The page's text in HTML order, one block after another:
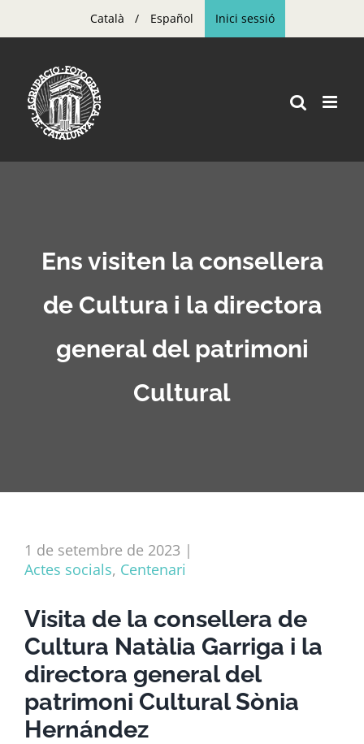
to
content
Català Español Inici sessió
Ens visiten la consellera
de Cultura i la directora
general del patrimoni
Cultural
1 de setembre de 2023 |
Actes socials, Centenari
Visita de la consellera de
Cultura Natàlia Garriga i la
directora general del
patrimoni Cultural Sònia
Hernández